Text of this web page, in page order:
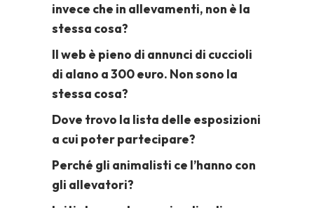
invece che in allevamenti, non è la
stessa cosa?
Il web è pieno di annunci di cuccioli
di alano a 300 euro. Non sono la
stessa cosa?
Dove trovo la lista delle esposizioni
a cui poter partecipare?
Perché gli animalisti ce l’hanno con
gli allevatori?